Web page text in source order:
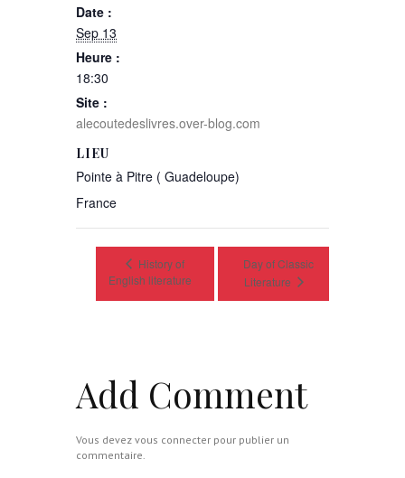
Date :
Sep 13
Heure :
18:30
Site :
alecoutedeslivres.over-blog.com
LIEU
Pointe à Pitre ( Guadeloupe)
France
History of
English literature
Day of Classic
Literature
Add Comment
Vous devez vous connecter pour publier un
commentaire.